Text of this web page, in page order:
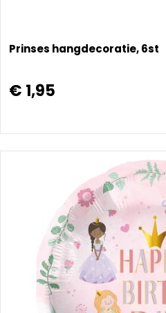
Prinses hangdecoratie, 6st
€ 1,95